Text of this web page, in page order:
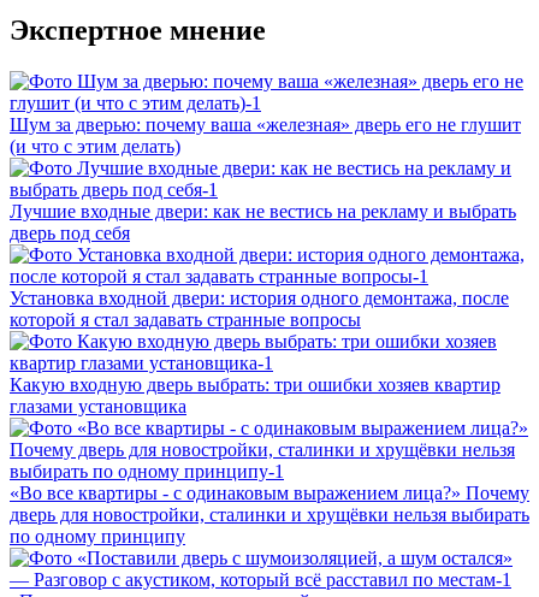
Экспертное мнение
Шум за дверью: почему ваша «железная» дверь его не глушит
(и что с этим делать)
Лучшие входные двери: как не вестись на рекламу и выбрать
дверь под себя
Установка входной двери: история одного демонтажа, после
которой я стал задавать странные вопросы
Какую входную дверь выбрать: три ошибки хозяев квартир
глазами установщика
«Во все квартиры - с одинаковым выражением лица?» Почему
дверь для новостройки, сталинки и хрущёвки нельзя выбирать
по одному принципу